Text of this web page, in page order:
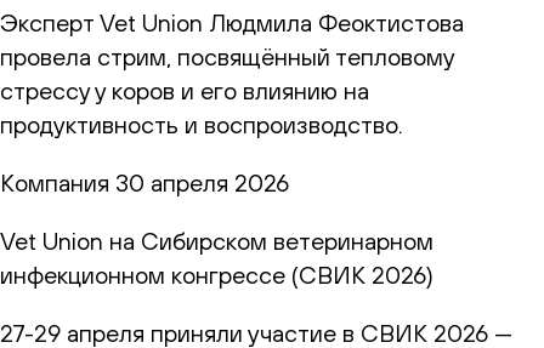
Эксперт Vet Union Людмила Феоктистова
провела стрим, посвящённый тепловому
стрессу у коров и его влиянию на
продуктивность и воспроизводство.
Компания 30 апреля 2026
Vet Union на Сибирском ветеринарном
инфекционном конгрессе (СВИК 2026)
27-29 апреля приняли участие в СВИК 2026 —